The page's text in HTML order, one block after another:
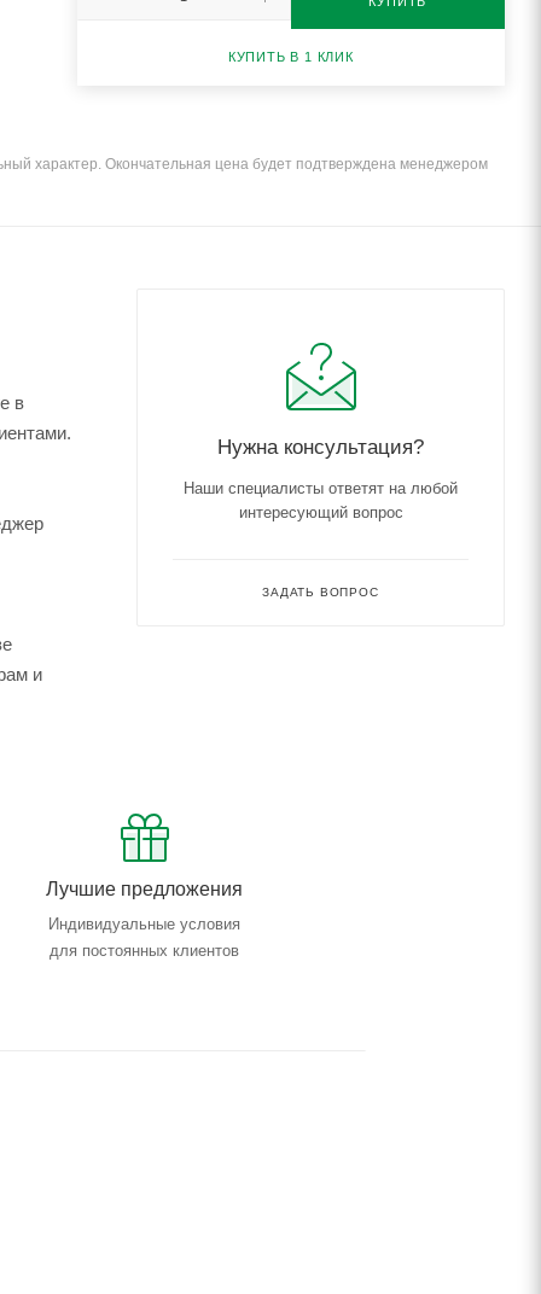
КУПИТЬ В 1 КЛИК
характер. Окончательная цена будет подтверждена менеджером
в
и
Лучшие предложения
Индивидуальные условия
для постоянных клиентов
Нужна консультация?
Наши специалисты ответят на любой
интересующий вопрос
ЗАДАТЬ ВОПРОС